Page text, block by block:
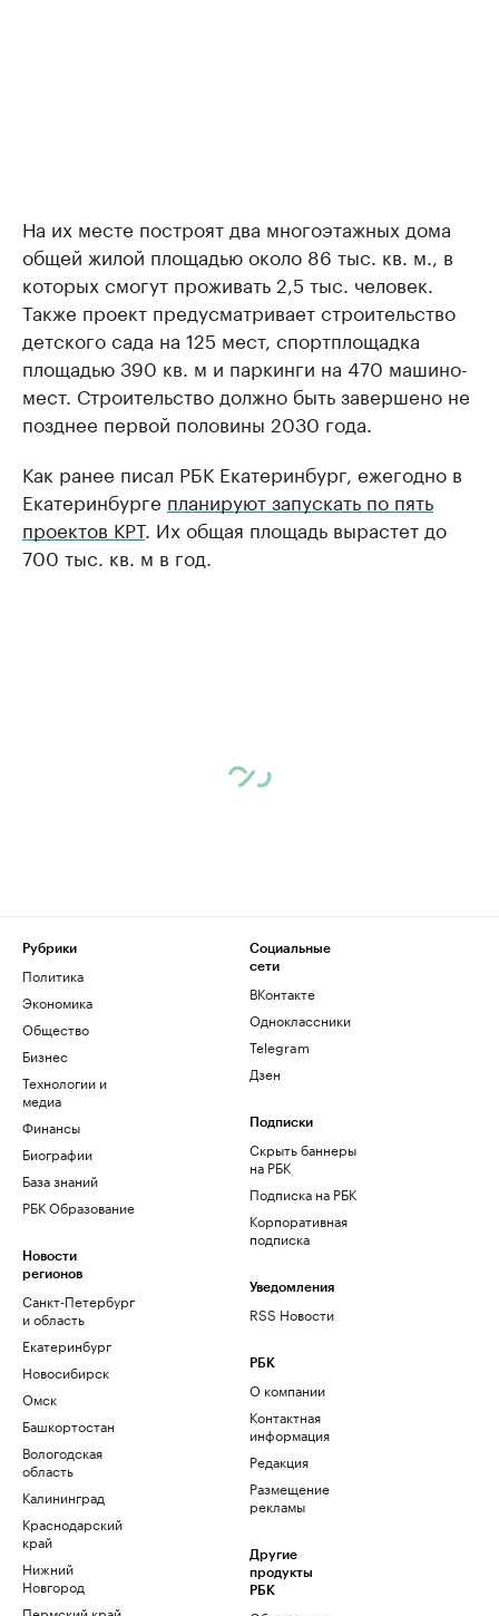
На их месте построят два многоэтажных дома
общей жилой площадью около 86 тыс. кв. м., в
которых смогут проживать 2,5 тыс. человек.
Также проект предусматривает строительство
детского сада на 125 мест, спортплощадка
площадью 390 кв. м и паркинги на 470 машино-
мест. Строительство должно быть завершено не
позднее первой половины 2030 года.
Как ранее писал РБК Екатеринбург, ежегодно в
Екатеринбурге планируют запускать по пять
проектов КРТ. Их общая площадь вырастет до
700 тыс. кв. м в год.
Рубрики
Политика
Экономика
Общество
Бизнес
Технологии и
медиа
Финансы
Биографии
База знаний
РБК Образование
Новости
регионов
Санкт-Петербург
и область
Екатеринбург
Новосибирск
Омск
Башкортостан
Вологодская
область
Калининград
Краснодарский
край
Нижний
Новгород
Социальные
сети
ВКонтакте
Одноклассники
Telegram
Дзен
Подписки
Скрыть баннеры
на РБК
Подписка на РБК
Корпоративная
подписка
Уведомления
RSS Новости
РБК
О компании
Контактная
информация
Редакция
Размещение
рекламы
Другие
продукты
РБК